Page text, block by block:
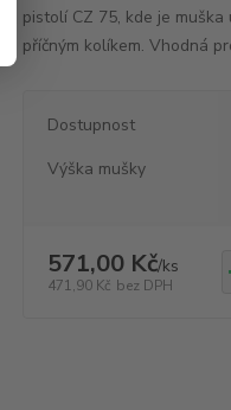
pistolí CZ 75, kde je
příčným kolíkem. Vhodná
Dostupnost
Výška mušky
571,00 Kč/ks
471,90 Kč bez DPH